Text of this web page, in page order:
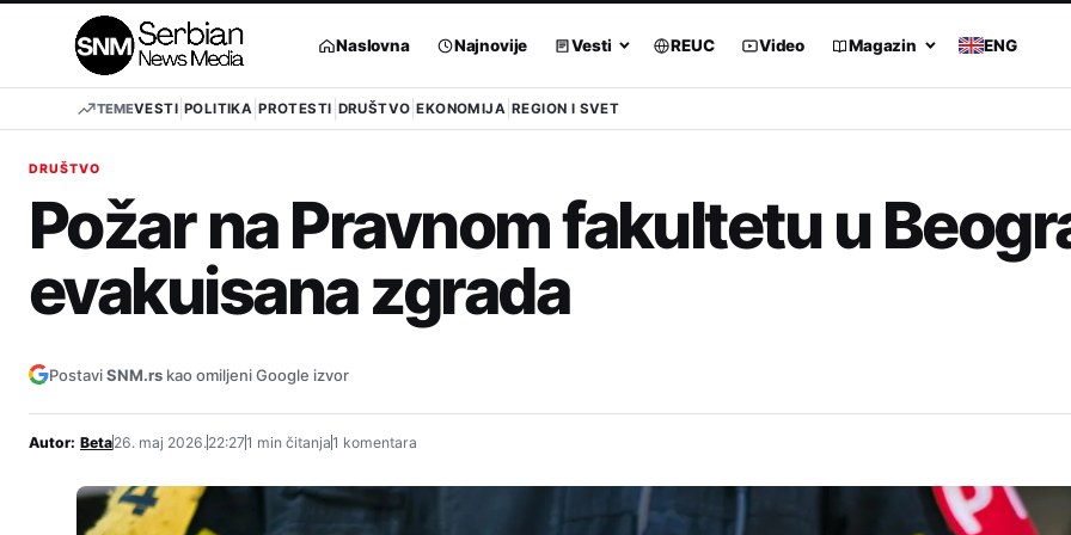
Naslovna Najnovije Vesti REUC Video Magazin ENG
TEMEVESTI POLITIKA PROTESTI DRUŠTVO EKONOMIJA REGION I SVET
DRUŠTVO
Požar na Pravnom fakultetu u
evakuisana zgrada
PostaviSNM.rs kao omiljeni Google izvor
Autor: Beta26. maj 2026.22:271 min čitanja1 komentara